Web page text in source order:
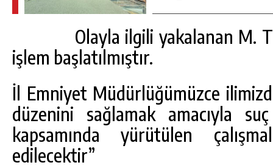
Olayla ilgili yakalanan M. T.
işlem başlatılmıştır.
İl Emniyet Müdürlüğümüzce
düzenini sağlamak amacıyla
kapsamında yürütülen
edilecektir”